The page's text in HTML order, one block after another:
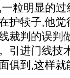
粒明显的
护犊子,他
裁判的误判
引进门线技
俱到,这样